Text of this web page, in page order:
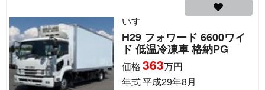
いすゞ
H29 フォワード 6600ワイ
ド 低温冷凍車 格納PG
価格363万円
年式平成29年8月